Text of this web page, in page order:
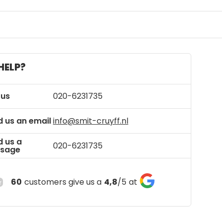
020-6231735
us an emailinfo@smit-cruyff.nl
us a
020-6231735
60 customers give us a 4,8/5 at